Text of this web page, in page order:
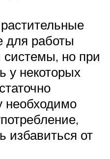
для работы
но при
у некоторых
необходимо
избавиться от